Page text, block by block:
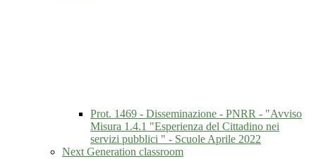
Prot. 1469 - Disseminazione - PNRR - "Avviso
Misura 1.4.1 "Esperienza del Cittadino nei
servizi pubblici " - Scuole Aprile 2022
Next Generation classroom